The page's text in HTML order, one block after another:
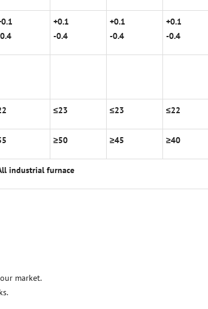
+0.1
-0.4
+0.1
-0.4
+0.1
-0.4
≤23 ≤23 ≤22
≥50 ≥45 ≥40
industrial furnace
market.